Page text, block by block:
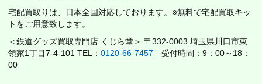
宅配買取りは、日本全国対応しております。※無料で宅配買取キッ
トをご用意致します。
＜鉄道グッズ買取専門店 くじら堂＞ 〒332-0003 埼玉県川口市東
領家1丁目7-4-101 TEL： 0120-66-7457 受付時間：9：00～18：
00